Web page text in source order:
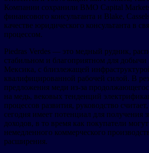
Компании сохранили BMO Capital
финансового консультанта и Blake,
качестве юридического консультанта в
процессом.
Piedras Verdes — это медный рудник,
стабильном и благоприятном для
Мексика, с близлежащей
квалифицированной рабочей силой. В
предложения меди из-за
на медь, вековых тенденций
процессов развития, руководство
сегодня имеет потенциал для получения
доходов, в то время как покупатели
немедленного коммерческого
расширения.